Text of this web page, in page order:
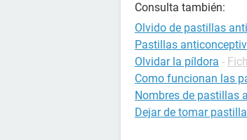
Consulta también:
Olvido de pastillas
Pastillas
Olvidar la píldora -
Como funcionan las
Nombres de pastillas
Dejar de tomar